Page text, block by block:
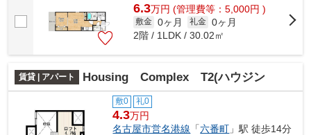
6.3万円 (管理費等：5,000円 )
敷金 0ヶ月 礼金 0ヶ月
2階 / 1LDK / 30.02㎡
賃貸 | アパート Housing Complex T2(ハウジン
敷0 礼0
4.3万円
名古屋市営名港線 「六番町 」駅 徒歩14分